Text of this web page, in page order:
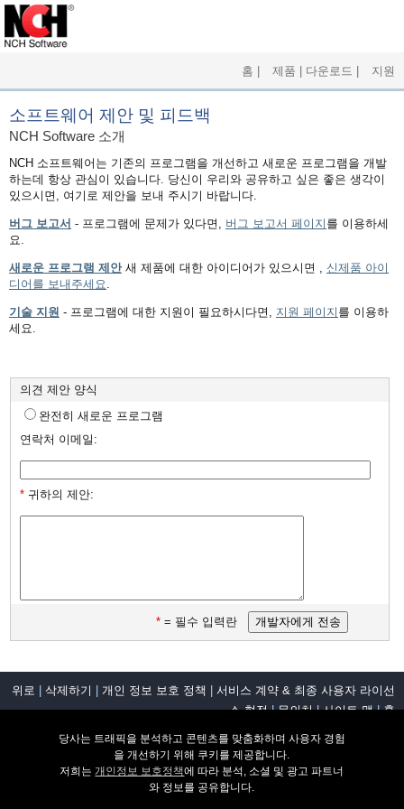
홈 제품 다운로드 지원
소프트웨어 제안 및 피드백
NCH Software 소개
NCH 소프트웨어는 기존의 프로그램을 개선하고 새로운 프로그램을 개발
하는데 항상 관심이 있습니다. 당신이 우리와 공유하고 싶은 좋은 생각이
있으시면, 여기로 제안을 보내 주시기 바랍니다.
버그 보고서 - 프로그램에 문제가 있다면, 버그 보고서 페이지 를 이용하세
요.
새로운 프로그램 제안새 제품에 대한 아이디어가 있으시면 , 신제품 아이
디어를 보내주세요.
기술 지원 - 프로그램에 대한 지원이 필요하시다면, 지원 페이지 를 이용하
세요.
의견 제안 양식
완전히 새로운 프로그램
연락처 이메일:
* 귀하의 제안:
* = 필수 입력란
위로 삭제하기 개인 정보 보호 정책
서비스 계약 & 최종 사용자 라이선
스 협정|문의처|사이트 맵|홈
소프트웨어 다운로
위로|삭제하기|개인 정보 보호 정책
계약 & 최종 사용자 라이선스 협정|문의처
당사는 트래픽을 분석하고 콘텐츠를 맞춤화하며 사용자 경험
을 개선하기 위해 쿠키를 제공합니다.
저희는 개인정보 보호정책에 따라 분석, 소셜 및 광고 파트너
와 정보를 공유합니다.